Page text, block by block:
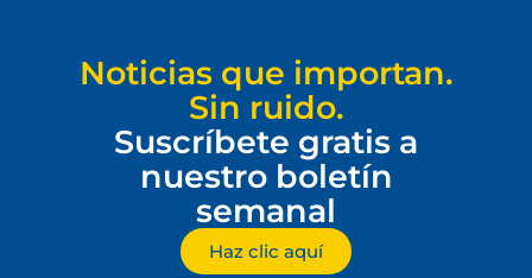
Noticias que importan.
Sin ruido.
Suscríbete gratis a
nuestro boletín
semanal
Haz clic aquí